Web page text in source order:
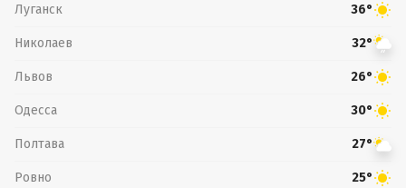
Луганск 36°
Николаев 32°
Львов 26°
Одесса 30°
Полтава 27°
Ровно 25°